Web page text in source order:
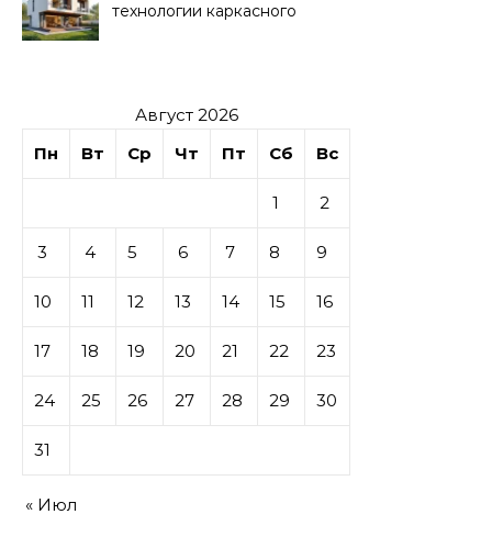
технологии каркасного
Август 2026
Пн
Вт Ср Чт Пт Сб Вс
1 2
3 4 5 6 7 8 9
10 11 12 13 14 15 16
17 18 19 20 21 22 23
24 25 26 27 28 29 30
31
« Июл